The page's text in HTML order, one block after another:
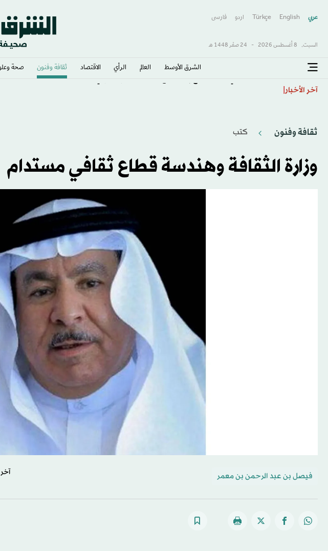
عربي English
Türkçe اردو فارسى
السبت, 8 أغسطس 2026 - 24 صفَر 1448 هـ
الشرق الأوسط​ العالم الرأي الاقتصاد ثقافة وفنون صحة
آخر الأخبار
ثقافة وفنون كتب
وزارة الثقافة وهندسة قطاع ثقافي مستدام
فيصل بن عبد الرحمن بن معمر
آخر تحديث: